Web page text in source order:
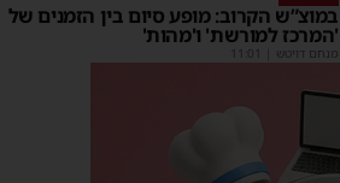
במוצ”ש הקרוב: מופע סיום בין הזמנים של
'המרכז למורשת' ו'מהות'
מנחם דויטש 11:01